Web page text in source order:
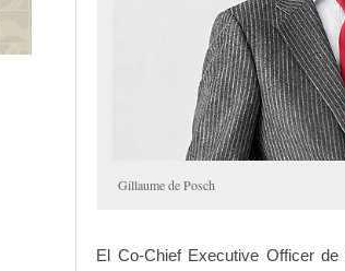
Gillaume de Posch
El Co-Chief Executive Officer